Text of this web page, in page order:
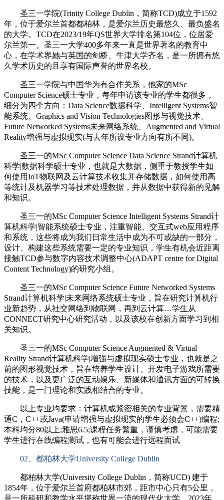
圣三一学院(Trinity College Dublin，简称TCD)成立于1592
年，位于爱尔兰首都都柏林，是爱尔兰历史最悠久、最负盛名
的大学。TCD在2023/19年QS世界大学排名第104位，位居爱
尔兰第一。圣三一大学400多年来一直是世界著名的教育中
心，在学术界她与英国的剑桥、牛津大学齐名，是一所拥有悠
久学术历史的且享有国际声誉的世界名校。
圣三一学院与中国华为有合作关系，他家的MSc
Computer Science硕士专业，每年申请该专业的学生都很多，
细分为四个方向：Data Science数据科学、Intelligent Systems智
能系统、Graphics and Vision Technologies图形与视觉技术、
Future Networked Systems未来网络系统、Augmented and Virtual
Reality增强与虚拟现实(与去年所设专业方向有所不同)。
圣三一的MSc Computer Science Data Science Strand计算机
科学|数据科学硕士专业，也就是大数据，侧重于教授学生如
何使用IoT物联网及云计算技术收集并存储数据，如何使用高
等统计及机器学习等技术处理数据，并从数据中获得新的见解
和知识。
圣三一的MSc Computer Science Intelligent Systems Strand计
算机科学|智能系统硕士专业，注重智能、交互式web应用程序
和系统，这些将成为我们日常生活中成为不可或缺的一部分，
设计、构建这些系统需要一定的专业知识，学生有机会近距离
接触TCD参与数字内容技术调整中心(ADAPT centre for Digital
Content Technology)的研究小组。
圣三一的MSc Computer Science Future Networked Systems
Strand计算机科学|未来网络系统硕士专业，旨在研究计算机行
业新趋势，从社交网络到物联网，再到云计算…学生从
CONNECT研究中心研究活动，以及该校在创新方面学习到相
关知识。
圣三一的MSc Computer Science Augmented & Virtual
Reality Strand计算机科学|增强与虚拟现实硕士专业，也就是之
前的图形视觉技术，旨在培养学生设计、开发电子游戏所需要
的技术，以及更广泛的互动娱乐、新媒体和通讯方面的可转换
技能，是一门理论和实践相结合的专业。
以上专业均要求：计算机或紧密相关的专业背景，需要精
通C，C++或Java(申请增强与虚拟现实的学生必须会C++)编程;
本科均分80以上;雅思6.5;课程任务繁重，谨慎考虑，可能需要
学生进行在线编程测试，也有可能会进行远程面试
02、都柏林大学University College Dublin
都柏林大学(University College Dublin，简称UCD) 建于
1854年，位于爱尔兰首府都柏林市郊，距市中心只有5公里，
是一所科研和教学水平堪称世界一流的现代化大学，2023年